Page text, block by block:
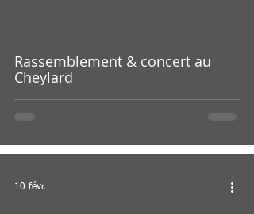
Rassemblement & concert au
Cheylard
10 févr.